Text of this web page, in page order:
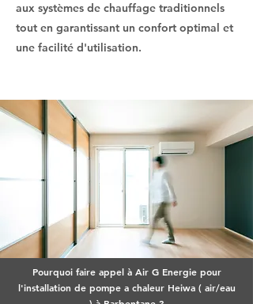
aux systèmes de chauffage traditionnels
tout en garantissant un confort optimal et
une facilité d'utilisation.
Pourquoi faire appel à Air G Energie pour
l'installation de pompe a chaleur Heiwa ( air/eau